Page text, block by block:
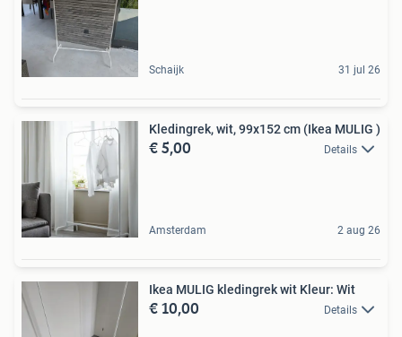
Schaijk 31 jul 26
Kledingrek, wit, 99x152 cm (Ikea MULIG )
€ 5,00 Details
Amsterdam 2 aug 26
Ikea MULIG kledingrek wit Kleur: Wit
€ 10,00 Details